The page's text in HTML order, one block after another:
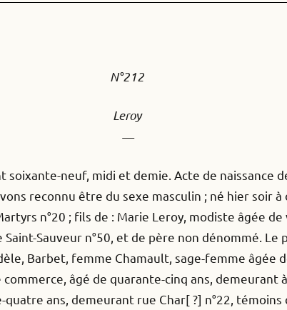
N°212
Leroy
—
neuf, midi et demie. Acte de naissance
reconnu être du sexe masculin ; né hier soir à
n°20 ; fils de : Marie Leroy, modiste âgée de
Sauveur n°50, et de père non dénommé. Le
Barbet, femme Chamault, sage-femme âgée
commerce, âgé de quarante-cinq ans, demeurant
ans, demeurant rue Char[ ?] n°22, témoins